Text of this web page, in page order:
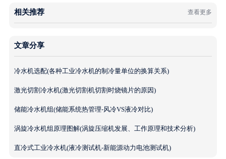
相关推荐 查看更多
文章分享
冷水机选配(各种工业冷水机的制冷量单位的换算关系)
激光切割冷水机(激光切割机切割时烧镜片的原因)
储能冷水机组(储能系统热管理-风冷VS液冷对比)
涡旋冷水机组原理图解(涡旋压缩机发展、工作原理和技术分析)
直冷式工业冷水机(液冷测试机-新能源动力电池测试机)